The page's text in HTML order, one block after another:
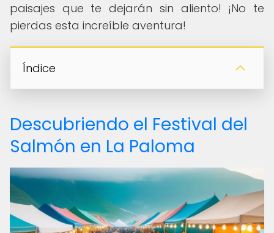
paisajes que te dejarán sin aliento! ¡No te
pierdas esta increíble aventura!
Índice
Descubriendo el Festival del
Salmón en La Paloma